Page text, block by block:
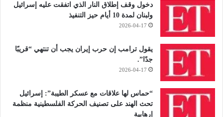
دخول وقف إطلاق النار الذي اتفقت عليه إسرائيل
ولبنان لمدة 10 أيام حيز التنفيذ
2026-04-17
يقول ترامب إن حرب إيران يجب أن تنتهي “قريبًا
جدًا”.
2026-04-17
“حماس لها علاقات مع عسكر الطيبة”: إسرائيل
تحث الهند على تصنيف الحركة الفلسطينية منظمة
إرهابية